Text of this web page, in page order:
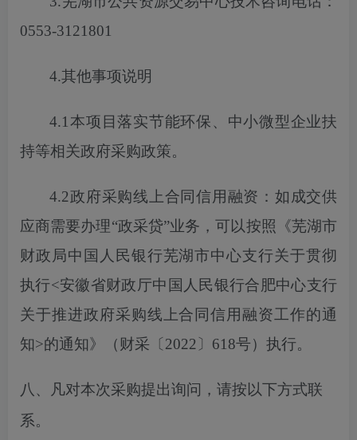
0553-3121801
4.其他事项说明
4.1本项目落实节能环保、中小微型企业扶
持等相关政府采购政策。
4.2政府采购线上合同信用融资：如成交供
应商需要办理“政采贷”业务，可以按照《芜湖市
财政局中国人民银行芜湖市中心支行关于贯彻
执行<安徽省财政厅中国人民银行合肥中心支行
关于推进政府采购线上合同信用融资工作的通
知>的通知》（财采〔2022〕618号）执行。
八、凡对本次采购提出询问，请按以下方式联
系。